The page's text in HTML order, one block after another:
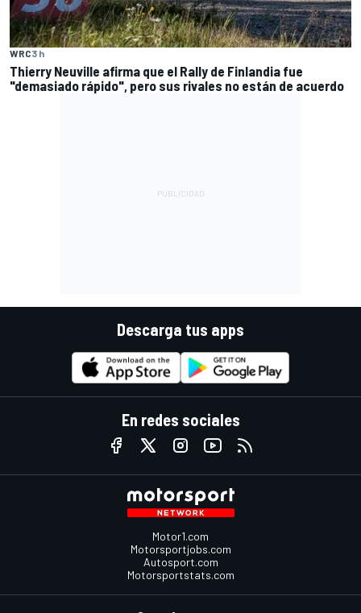
WRC3 h
Thierry Neuville afirma que el Rally de Finlandia fue
"demasiado rápido", pero sus rivales no están de acuerdo
Descarga tus apps
En redes sociales
Motor1.com
Motorsportjobs.com
Autosport.com
Motorsportstats.com